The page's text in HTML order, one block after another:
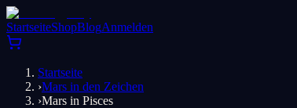
StartseiteShopBlogAnmelden
Startseite
›Mars in den Zeichen
›Mars in Pisces